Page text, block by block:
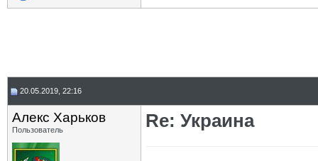
20.05.2019, 22:16
Алекс Харьков
Пользователь Re: Украина